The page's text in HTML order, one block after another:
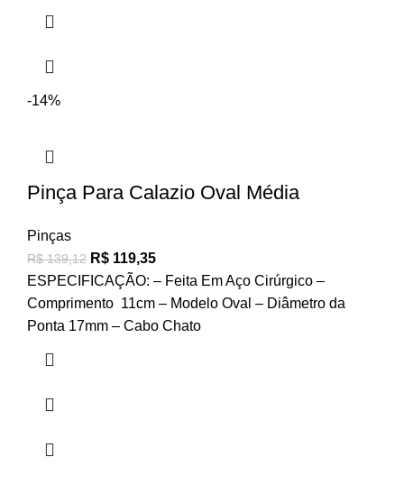
-14%
Pinça Para Calazio Oval Média
Pinças
R$139,12 R$ 119,35
ESPECIFICAÇÃO: – Feita Em Aço Cirúrgico –
Comprimento 11cm – Modelo Oval – Diâmetro da
Ponta 17mm – Cabo Chato